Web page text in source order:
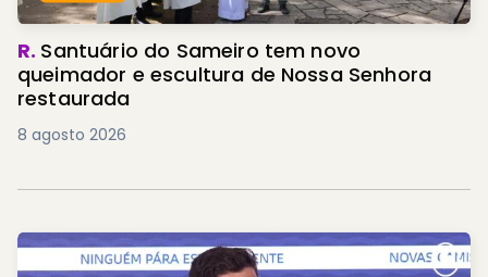
R. Santuário do Sameiro tem novo
queimador e escultura de Nossa Senhora
restaurada
8 agosto 2026